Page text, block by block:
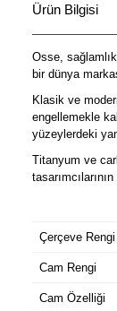
Ürün Bilgisi
Osse,
bir dünya
Klasik ve
engellemekle
yüzeylerdeki
Titanyum ve
Çerçeve Rengi
Cam Rengi
Cam Özelliği